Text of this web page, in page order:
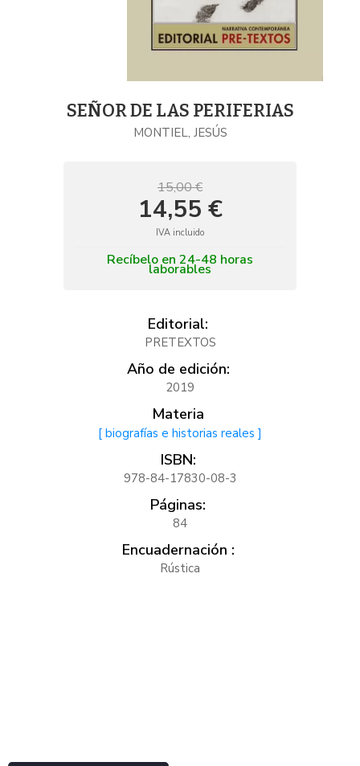
SEÑOR DE LAS PERIFERIAS
MONTIEL, JESÚS
15,00 €
14,55 €
IVA incluido
Recíbelo en 24-48 horas
laborables
Editorial:
PRETEXTOS
Año de edición:
2019
Materia
[ biografías e historias reales ]
ISBN:
978-84-17830-08-3
Páginas:
84
Encuadernación :
Rústica